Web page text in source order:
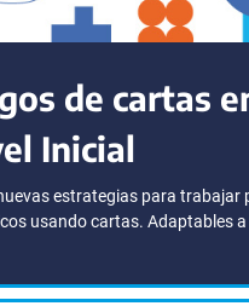
de cartas
Inicial
estrategias para trabajar
usando cartas. Adaptables